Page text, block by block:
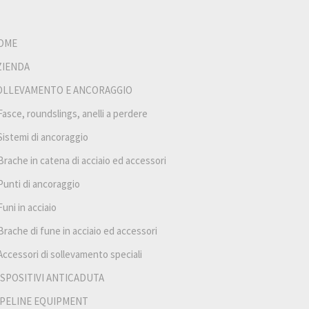
E ANCORAGGIO
roundslings, anelli a perdere
di ancoraggio
in catena di acciaio ed accessori
di ancoraggio
in acciaio
di fune in acciaio ed accessori
di sollevamento speciali
ANTICADUTA
EQUIPMENT